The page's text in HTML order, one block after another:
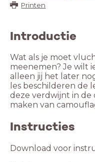
Printen
Introductie
Wat als je moet
meenemen? Je wilt
alleen jij het later
les beschilderen de
deze verdwijnt in de
maken van
Instructies
Download voor